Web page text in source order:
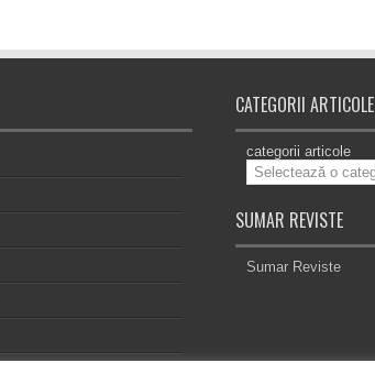
CATEGORII ARTICOLE
categorii articole
SUMAR REVISTE
Sumar Reviste